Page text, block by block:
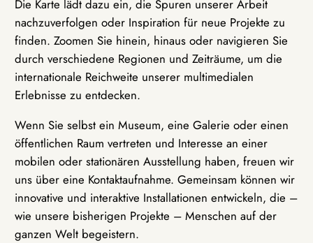
Die Karte lädt dazu ein, die Spuren unserer Arbeit
nachzuverfolgen oder Inspiration für neue Projekte zu
finden. Zoomen Sie hinein, hinaus oder navigieren Sie
durch verschiedene Regionen und Zeiträume, um die
internationale Reichweite unserer multimedialen
Erlebnisse zu entdecken.
Wenn Sie selbst ein Museum, eine Galerie oder einen
öffentlichen Raum vertreten und Interesse an einer
mobilen oder stationären Ausstellung haben, freuen wir
uns über eine Kontaktaufnahme. Gemeinsam können wir
innovative und interaktive Installationen entwickeln, die –
wie unsere bisherigen Projekte – Menschen auf der
ganzen Welt begeistern.